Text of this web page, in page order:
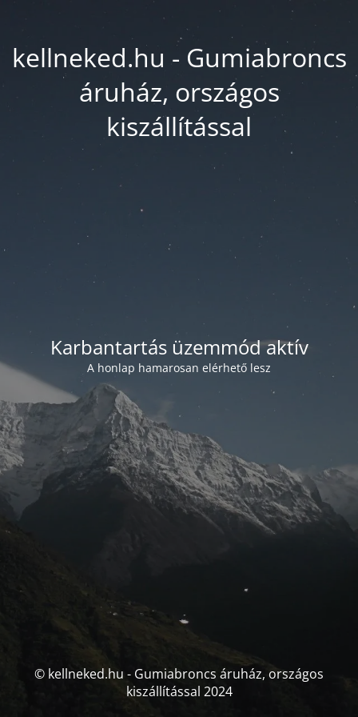
kellneked.hu - Gumiabroncs
áruház, országos
kiszállítással
Karbantartás üzemmód aktív
A honlap hamarosan elérhető lesz
© kellneked.hu - Gumiabroncs áruház, országos
kiszállítással 2024